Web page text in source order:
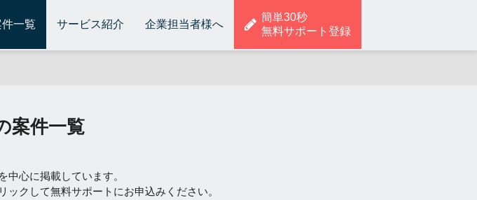
一覧 サービス紹介 企業担当者様へ
簡単30秒
無料サポート登録
案件一覧
心に掲載しています。
クして無料サポートにお申込みください。